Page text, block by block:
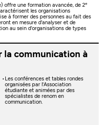
offre une formation avancée, de 2e
les organisations
à former des personnes au fait des
en mesure d'analyser et de
au sein d'organisations de types
la communication à
Les conférences et tables rondes
organisées par l'Association
étudiante et animées par des
spécialistes de renom en
communication.